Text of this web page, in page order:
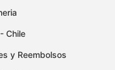
Chile
y Reembolsos